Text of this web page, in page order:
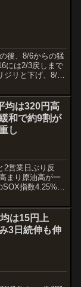
後、8/6からの猛
には2/3戻しまで
ジリと下げ、8/2
均は320円高
和で約9割が
し
2営業日ぶり反
まり原油高が一
SOX指数4.25%安
は15円上
3日続伸も伸